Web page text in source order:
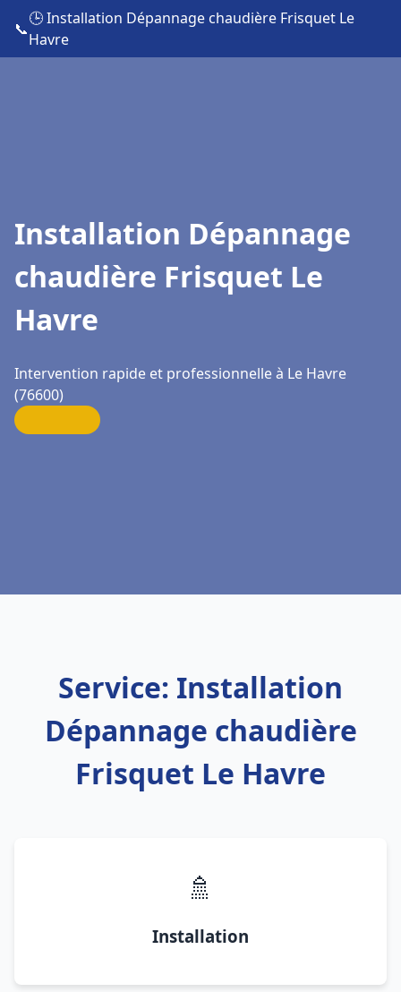
📞
🕒 Installation Dépannage chaudière Frisquet Le
Havre
Installation Dépannage
chaudière Frisquet Le
Havre
Intervention rapide et professionnelle à Le Havre
(76600)
Service: Installation
Dépannage chaudière
Frisquet Le Havre
🚿
Installation